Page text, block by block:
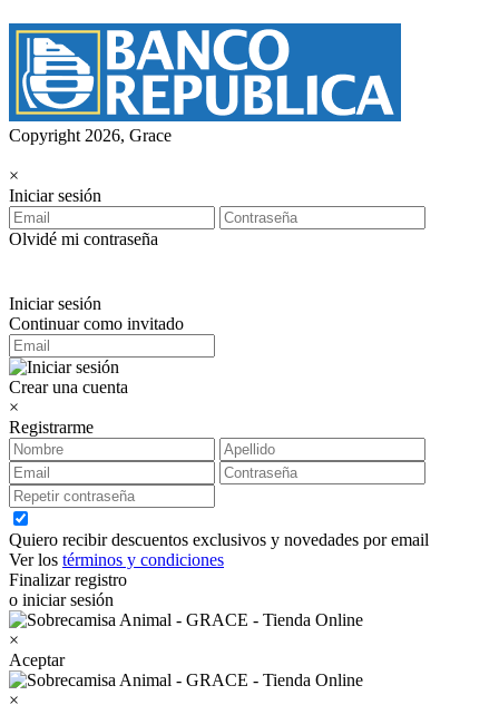
Copyright 2026, Grace
×
Iniciar sesión
Olvidé mi contraseña
Iniciar sesión
Continuar como invitado
Crear una cuenta
×
Registrarme
Quiero recibir descuentos exclusivos y novedades por email
Ver los términos y condiciones
Finalizar registro
o iniciar sesión
×
Aceptar
×